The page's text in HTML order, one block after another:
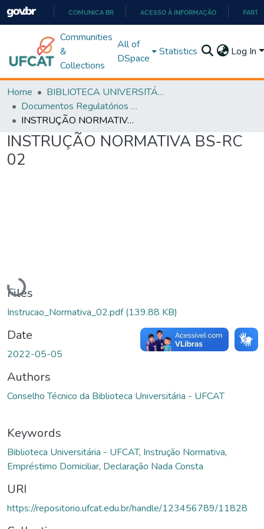
PARA
O
COMUNICA BR ACESSO À INFORMAÇÃO
Communities
&
Collections
All of
DSpace
Statistics Log In
Home
BIBLIOTECA UNIVERSITÁRIA
Documentos Regulatórios e Instruções
INSTRUÇÃO NORMATIVA BS-RC 02
INSTRUÇÃO NORMATIVA BS-RC
02
Loading...
Files
Instrucao_Normativa_02.pdf(139.88 KB)
Date
2022-05-05
Authors
Conselho Técnico da Biblioteca Universitária - UFCAT
Keywords
Biblioteca Universitária - UFCAT, Instrução Normativa,
Empréstimo Domiciliar, Declaração Nada Consta
URI
https://repositorio.ufcat.edu.br/handle/123456789/11828